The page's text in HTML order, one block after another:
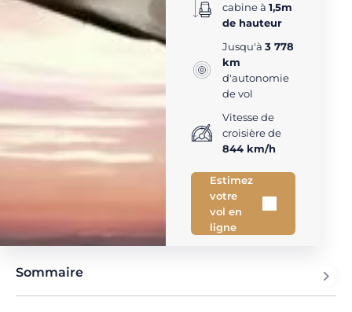
cabine à 1,5m
de hauteur
Jusqu'à 3 778
km
d'autonomie
de vol
Vitesse de
croisière de
844 km/h
Estimez
votre
vol en
ligne
Sommaire